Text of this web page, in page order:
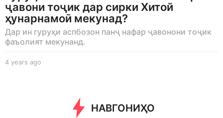
ҷавони тоҷик дар сирки Хитой
ҳунарнамоӣ мекунад?
Дар ин гуруҳи аспбозон панҷ нафар ҷавонони тоҷик
фаъолият мекунанд.
4 years ago
НАВГОНИҲО